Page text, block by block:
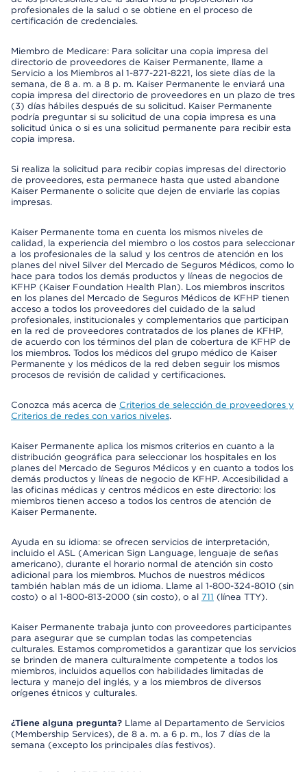
profesionales de la salud o se obtiene en el proceso de
certificación de credenciales.
Miembro de Medicare: Para solicitar una copia impresa del
directorio de proveedores de Kaiser Permanente, llame a
Servicio a los Miembros al 1-877-221-8221, los siete días de la
semana, de 8 a. m. a 8 p. m. Kaiser Permanente le enviará una
copia impresa del directorio de proveedores en un plazo de tres
(3) días hábiles después de su solicitud. Kaiser Permanente
podría preguntar si su solicitud de una copia impresa es una
solicitud única o si es una solicitud permanente para recibir esta
copia impresa.
Si realiza la solicitud para recibir copias impresas del directorio
de proveedores, esta permanece hasta que usted abandone
Kaiser Permanente o solicite que dejen de enviarle las copias
impresas.
Kaiser Permanente toma en cuenta los mismos niveles de
calidad, la experiencia del miembro o los costos para seleccionar
a los profesionales de la salud y los centros de atención en los
planes del nivel Silver del Mercado de Seguros Médicos, como lo
hace para todos los demás productos y líneas de negocios de
KFHP (Kaiser Foundation Health Plan). Los miembros inscritos
en los planes del Mercado de Seguros Médicos de KFHP tienen
acceso a todos los proveedores del cuidado de la salud
profesionales, institucionales y complementarios que participan
en la red de proveedores contratados de los planes de KFHP,
de acuerdo con los términos del plan de cobertura de KFHP de
los miembros. Todos los médicos del grupo médico de Kaiser
Permanente y los médicos de la red deben seguir los mismos
procesos de revisión de calidad y certificaciones.
Conozca más acerca de Criterios de selección de proveedores y
Criterios de redes con varios niveles.
Kaiser Permanente aplica los mismos criterios en cuanto a la
distribución geográfica para seleccionar los hospitales en los
planes del Mercado de Seguros Médicos y en cuanto a todos los
demás productos y líneas de negocio de KFHP. Accesibilidad a
las oficinas médicas y centros médicos en este directorio: los
miembros tienen acceso a todos los centros de atención de
Kaiser Permanente.
Ayuda en su idioma: se ofrecen servicios de interpretación,
incluido el ASL (American Sign Language, lenguaje de señas
americano), durante el horario normal de atención sin costo
adicional para los miembros. Muchos de nuestros médicos
también hablan más de un idioma. Llame al 1-800-324-8010 (sin
costo) o al 1-800-813-2000 (sin costo), o al 711 (línea TTY).
Kaiser Permanente trabaja junto con proveedores participantes
para asegurar que se cumplan todas las competencias
culturales. Estamos comprometidos a garantizar que los servicios
se brinden de manera culturalmente competente a todos los
miembros, incluidos aquellos con habilidades limitadas de
lectura y manejo del inglés, y a los miembros de diversos
orígenes étnicos y culturales.
¿Tiene alguna pregunta? Llame al Departamento de Servicios
(Membership Services), de 8 a. m. a 6 p. m., los 7 días de la
semana (excepto los principales días festivos).